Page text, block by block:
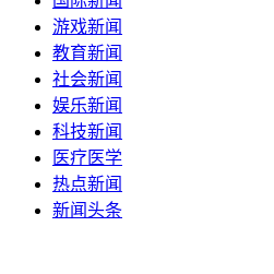
游戏新闻
教育新闻
社会新闻
娱乐新闻
科技新闻
医疗医学
热点新闻
新闻头条